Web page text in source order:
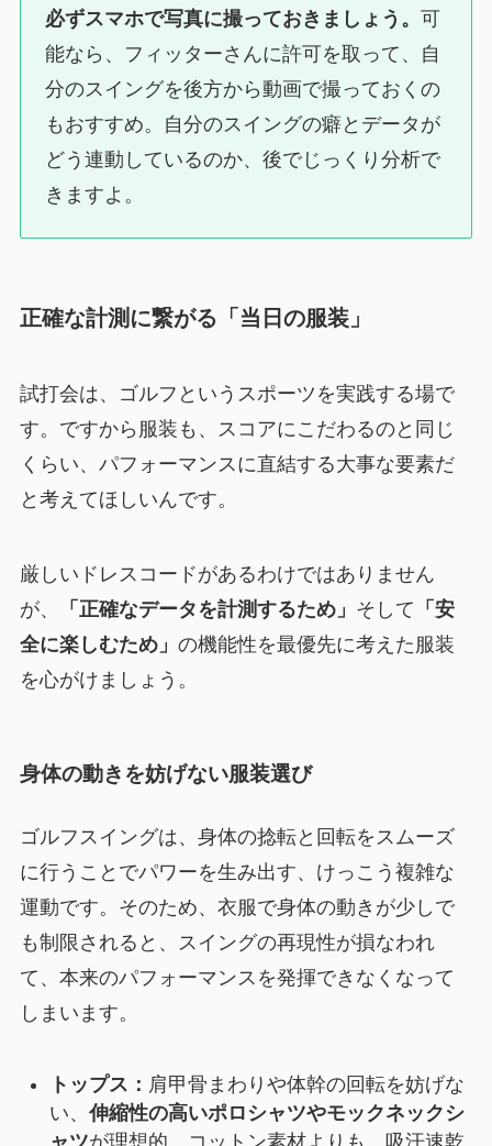
必ずスマホで写真に撮っておきましょう。可
能なら、フィッターさんに許可を取って、自
分のスイングを後方から動画で撮っておくの
もおすすめ。自分のスイングの癖とデータが
どう連動しているのか、後でじっくり分析で
きますよ。
正確な計測に繋がる「当日の服装」
試打会は、ゴルフというスポーツを実践する場で
す。ですから服装も、スコアにこだわるのと同じ
くらい、パフォーマンスに直結する大事な要素だ
と考えてほしいんです。
厳しいドレスコードがあるわけではありません
が、
「正確なデータを計測するため」 そして 「安
全に楽しむため」 の機能性を最優先に考えた服装
を心がけましょう。
身体の動きを妨げない服装選び
ゴルフスイングは、身体の捻転と回転をスムーズ
に行うことでパワーを生み出す、けっこう複雑な
運動です。そのため、衣服で身体の動きが少しで
も制限されると、スイングの再現性が損なわれ
て、本来のパフォーマンスを発揮できなくなって
しまいます。
トップス： 肩甲骨まわりや体幹の回転を妨げな
い、伸縮性の高いポロシャツやモックネックシ
ャツが理想的。コットン素材よりも、吸汗速乾